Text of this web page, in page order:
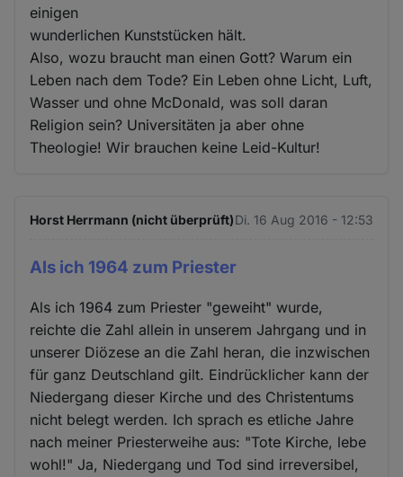
einigen
wunderlichen Kunststücken hält.
Also, wozu braucht man einen Gott? Warum ein
Leben nach dem Tode? Ein Leben ohne Licht, Luft,
Wasser und ohne McDonald, was soll daran
Religion sein? Universitäten ja aber ohne
Theologie! Wir brauchen keine Leid-Kultur!
Horst Herrmann (nicht überprüft)Di. 16 Aug 2016 - 12:53
Als ich 1964 zum Priester
Als ich 1964 zum Priester "geweiht" wurde,
reichte die Zahl allein in unserem Jahrgang und in
unserer Diözese an die Zahl heran, die inzwischen
für ganz Deutschland gilt. Eindrücklicher kann der
Niedergang dieser Kirche und des Christentums
nicht belegt werden. Ich sprach es etliche Jahre
nach meiner Priesterweihe aus: "Tote Kirche, lebe
wohl!" Ja, Niedergang und Tod sind irreversibel,